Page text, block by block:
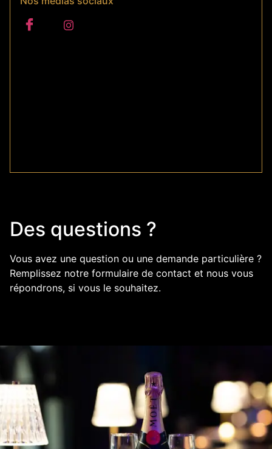
Des questions ?
Vous avez une question ou une demande particulière ?
Remplissez notre formulaire de contact et nous vous
répondrons, si vous le souhaitez.